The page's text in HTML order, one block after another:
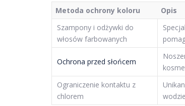
Metoda ochrony koloru Opis
Szampony i odżywki do
włosów farbowanych
Ochrona przed słońcem
Ograniczenie kontaktu z
chlorem